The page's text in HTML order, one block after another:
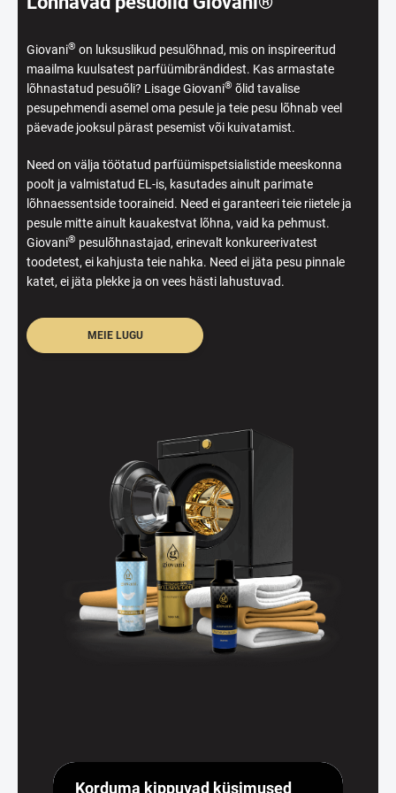
Giovani® on luksuslikud pesulõhnad, mis on inspireeritud
maailma kuulsatest parfüümibrändidest. Kas armastate
lõhnastatud pesuõli? Lisage Giovani® õlid tavalise
pesupehmendi asemel oma pesule ja teie pesu lõhnab veel
päevade jooksul pärast pesemist või kuivatamist.
Need on välja töötatud parfüümispetsialistide meeskonna
poolt ja valmistatud EL-is, kasutades ainult parimate
lõhnaessentside tooraineid. Need ei garanteeri teie riietele ja
pesule mitte ainult kauakestvat lõhna, vaid ka pehmust.
Giovani® pesulõhnastajad, erinevalt konkureerivatest
toodetest, ei kahjusta teie nahka. Need ei jäta pesu pinnale
katet, ei jäta plekke ja on vees hästi lahustuvad.
MEIE LUGU
Korduma kippuvad küsimused